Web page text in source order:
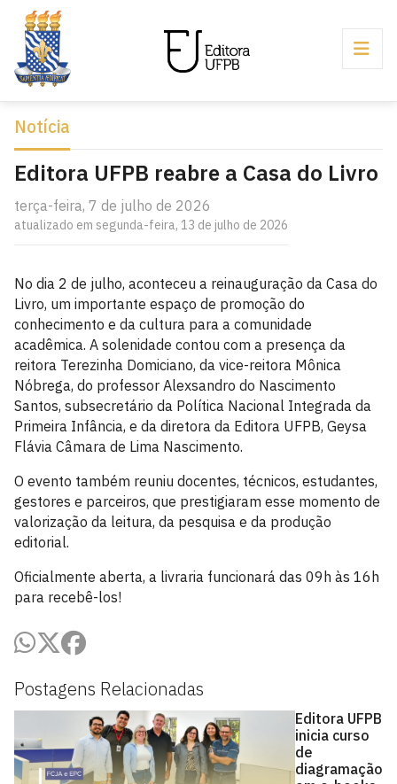
Postagens Relacionadas
Editora UFPB
inicia curso
de
diagramação
Notícia
Editora UFPB reabre a Casa do Livro
terça-feira, 7 de julho de 2026
atualizado em segunda-feira, 13 de julho de 2026
No dia 2 de julho, aconteceu a reinauguração da Casa do
Livro, um importante espaço de promoção do
conhecimento e da cultura para a comunidade
acadêmica. A solenidade contou com a presença da
reitora Terezinha Domiciano, da vice-reitora Mônica
Nóbrega, do professor Alexsandro do Nascimento
Santos, subsecretário da Política Nacional Integrada da
Primeira Infância, e da diretora da Editora UFPB, Geysa
Flávia Câmara de Lima Nascimento.
O evento também reuniu docentes, técnicos, estudantes,
gestores e parceiros, que prestigiaram esse momento de
valorização da leitura, da pesquisa e da produção
editorial.
Oficialmente aberta, a livraria funcionará das 09h às 16h
para recebê-los!